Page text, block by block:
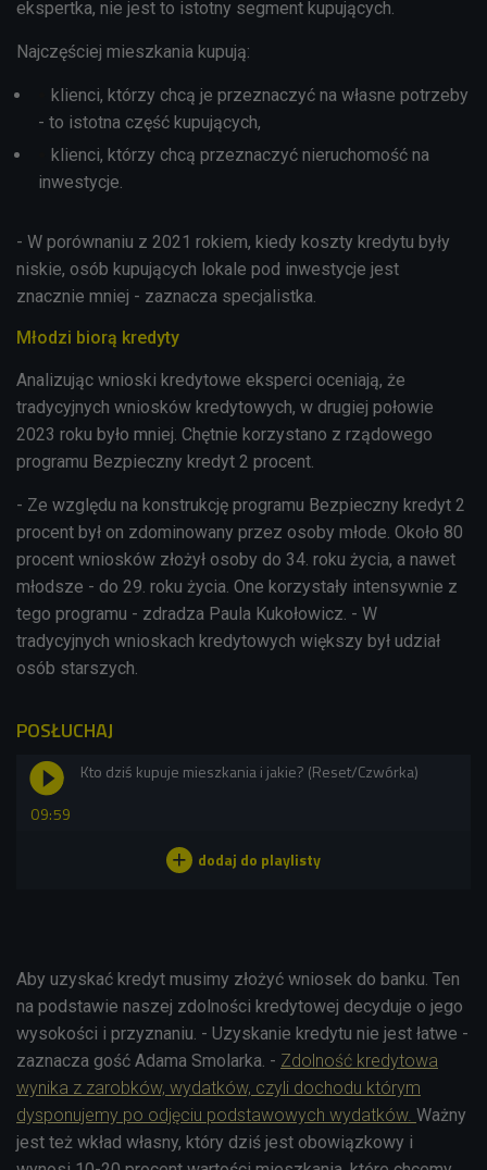
ekspertka, nie jest to istotny segment kupujących.
Najczęściej mieszkania kupują:
klienci, którzy chcą je przeznaczyć na własne potrzeby
- to istotna część kupujących,
klienci, którzy chcą przeznaczyć nieruchomość na
inwestycje.
- W porównaniu z 2021 rokiem, kiedy koszty kredytu były
niskie, osób kupujących lokale pod inwestycje jest
znacznie mniej - zaznacza specjalistka.
Młodzi biorą kredyty
Analizując wnioski kredytowe eksperci oceniają, że
tradycyjnych wniosków kredytowych, w drugiej połowie
2023 roku było mniej. Chętnie korzystano z rządowego
programu Bezpieczny kredyt 2 procent.
- Ze względu na konstrukcję programu Bezpieczny kredyt 2
procent był on zdominowany przez osoby młode. Około 80
procent wniosków złożył osoby do 34. roku życia, a nawet
młodsze - do 29. roku życia. One korzystały intensywnie z
tego programu - zdradza Paula Kukołowicz. - W
tradycyjnych wnioskach kredytowych większy był udział
osób starszych.
POSŁUCHAJ
09:59
Kto dziś kupuje mieszkania i jakie? (Reset/Czwórka)
Aby uzyskać kredyt musimy złożyć wniosek do banku. Ten
na podstawie naszej zdolności kredytowej decyduje o jego
wysokości i przyznaniu. - Uzyskanie kredytu nie jest łatwe -
zaznacza gość Adama Smolarka. - Zdolność kredytowa
wynika z zarobków, wydatków, czyli dochodu którym
dysponujemy po odjęciu podstawowych wydatków. Ważny
jest też wkład własny, który dziś jest obowiązkowy i